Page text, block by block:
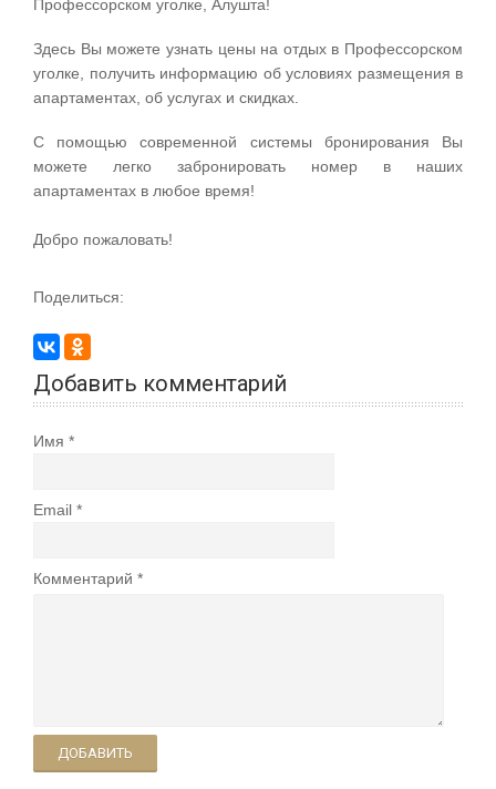
Профессорском уголке, Алушта!
Здесь Вы можете узнать цены на отдых в Профессорском
уголке, получить информацию об условиях размещения в
апартаментах, об услугах и скидках.
С помощью современной системы бронирования Вы
можете легко забронировать номер в наших
апартаментах в любое время!
Добро пожаловать!
Поделиться:
Добавить комментарий
Имя
Email
Комментарий
ДОБАВИТЬ